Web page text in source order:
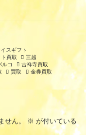
スギフト
買取
三越
ルコ
吉祥寺買取
買取 金券買取
せん。 ※ が付いている